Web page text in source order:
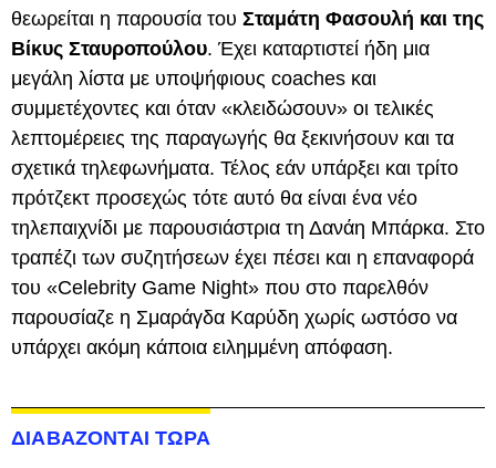
θεωρείται η παρουσία του Σταμάτη Φασουλή και της
Βίκυς Σταυροπούλου. Έχει καταρτιστεί ήδη μια
μεγάλη λίστα με υποψήφιους coaches και
συμμετέχοντες και όταν «κλειδώσουν» οι τελικές
λεπτομέρειες της παραγωγής θα ξεκινήσουν και τα
σχετικά τηλεφωνήματα. Τέλος εάν υπάρξει και τρίτο
πρότζεκτ προσεχώς τότε αυτό θα είναι ένα νέο
τηλεπαιχνίδι με παρουσιάστρια τη Δανάη Μπάρκα. Στο
τραπέζι των συζητήσεων έχει πέσει και η επαναφορά
του «Celebrity Game Night» που στο παρελθόν
παρουσίαζε η Σμαράγδα Καρύδη χωρίς ωστόσο να
υπάρχει ακόμη κάποια ειλημμένη απόφαση.
ΔΙΑΒΑΖΟΝΤΑΙ ΤΩΡΑ